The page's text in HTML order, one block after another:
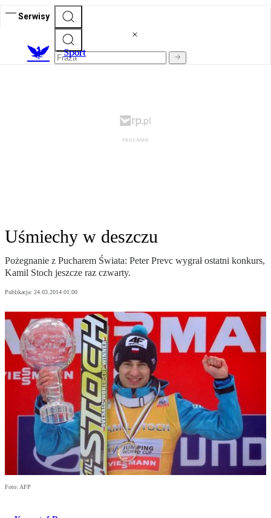
Serwisy
Sport
Uśmiechy w deszczu
Pożegnanie z Pucharem Świata: Peter Prevc wygrał ostatni konkurs,
Kamil Stoch jeszcze raz czwarty.
Publikacja: 24.03.2014 01:00
Foto: AFP